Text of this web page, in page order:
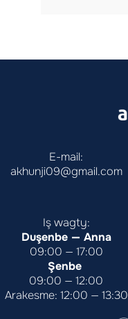
E-mail:
akhunji09@gmail.com
Iş wagty:
Duşenbe — Anna
09:00 — 17:00
Şenbe
09:00 — 12:00
Arakesme: 12:00 — 13:30